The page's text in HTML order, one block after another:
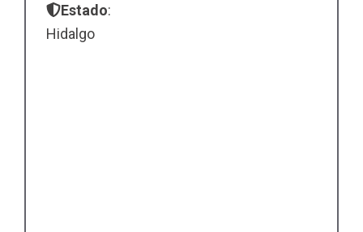
Estado:
Hidalgo